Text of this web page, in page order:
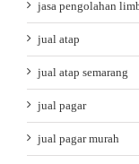
jasa pengolahan
jual atap
jual atap semarang
jual pagar
jual pagar murah